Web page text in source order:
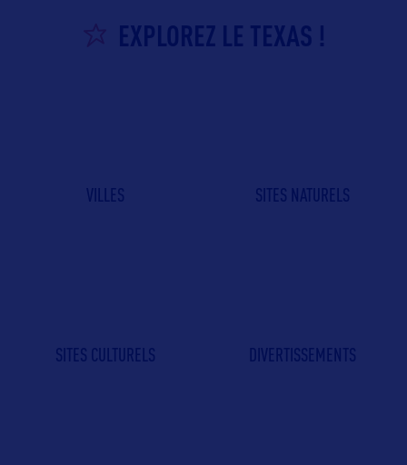
EXPLOREZ LE TEXAS !
VILLES SITES NATURELS
SITES CULTURELS DIVERTISSEMENTS